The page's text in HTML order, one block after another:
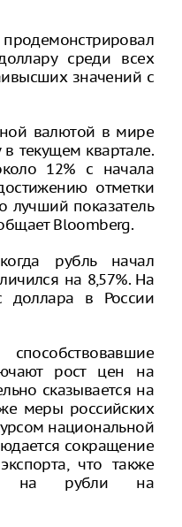
среди всех
значений с
валютой в мире
текущем квартале.
12% с начала
отметки
лучший показатель
Bloomberg.
рубль начал
на 8,57%. На
доллара в России
рост цен на
сказывается на
меры российских
национальной
сокращение
что также
на рубли на